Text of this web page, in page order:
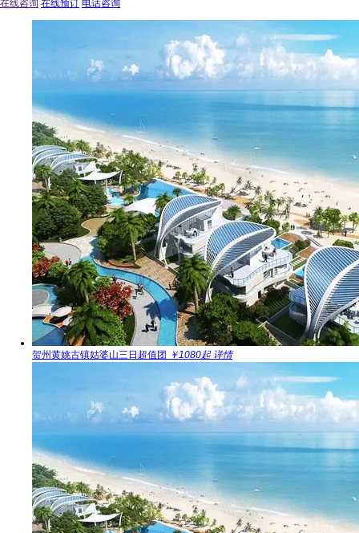
在线咨询 在线预订 电话咨询
贺州黄姚古镇姑婆山三日超值团 ￥1080起 详情